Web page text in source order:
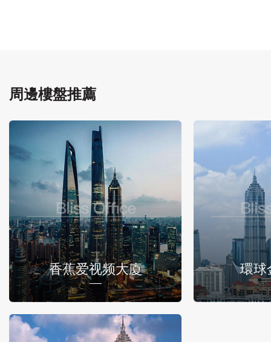
周邊樓盤推薦
香蕉爱视频大廈 環球